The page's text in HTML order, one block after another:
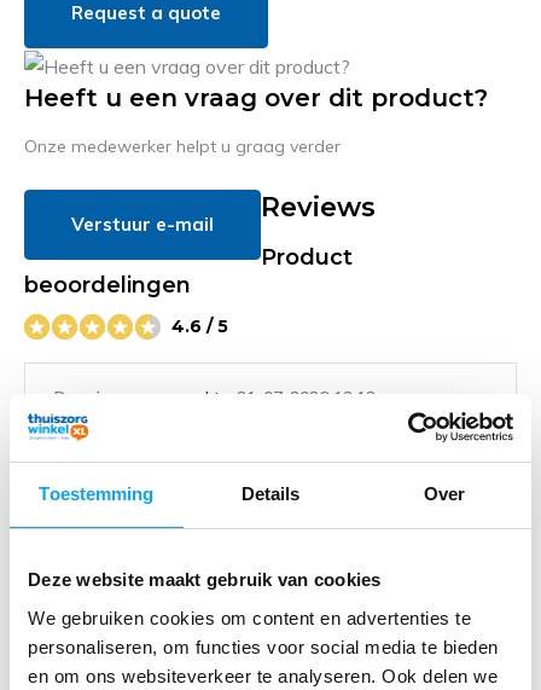
Toestemming Details Over
Deze website maakt gebruik van cookies
We gebruiken cookies om content en advertenties te
personaliseren, om functies voor social media te bieden
en om ons websiteverkeer te analyseren. Ook delen we
Request a quote
Heeft u een vraag over dit product?
Onze medewerker helpt u graag verder
Verstuur e-mail
Reviews
Product
beoordelingen
4.6 / 5
Door jean van vynckt - 21-07-2026 13:12
zéér goed en stevig en het voordeel is ook dat je het
gemakkelijk kan meenemen want het demonteerd zéér
- 18-01-2025 12:03
5 / 5
We zijn tevreden over de oprolbare oprijplaat. Zowel